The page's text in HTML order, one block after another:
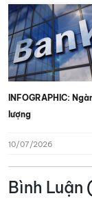
INFOGRAPHIC:
lượng
10/07/2026
Bình Luận